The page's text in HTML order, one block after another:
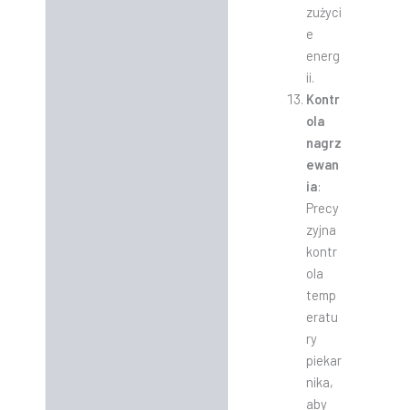
zużyci
e
energ
ii.
Kontr
ola
nagrz
ewan
ia:
Precy
zyjna
kontr
ola
temp
eratu
ry
piekar
nika,
aby